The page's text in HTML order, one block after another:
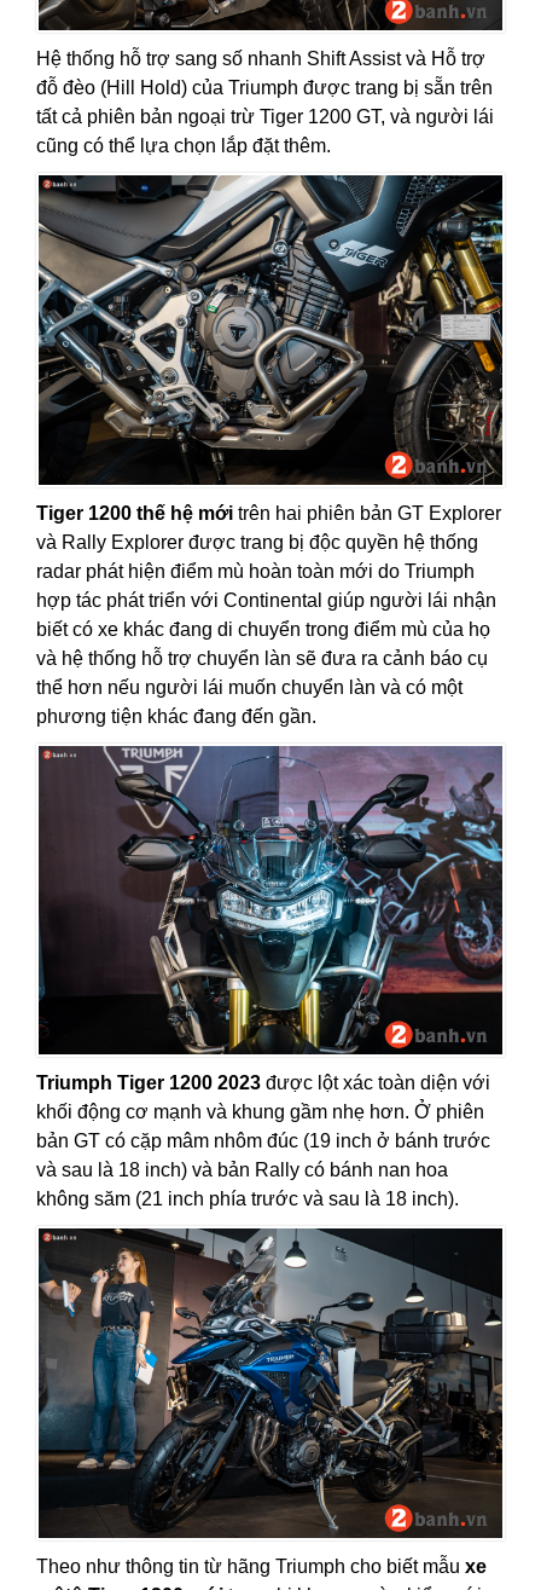
Hệ thống hỗ trợ sang số nhanh Shift Assist và Hỗ trợ
đỗ đèo (Hill Hold) của Triumph được trang bị sẵn trên
tất cả phiên bản ngoại trừ Tiger 1200 GT, và người lái
cũng có thể lựa chọn lắp đặt thêm.
Tiger 1200 thế hệ mới trên hai phiên bản GT Explorer
và Rally Explorer được trang bị độc quyền hệ thống
radar phát hiện điểm mù hoàn toàn mới do Triumph
hợp tác phát triển với Continental giúp người lái nhận
biết có xe khác đang di chuyển trong điểm mù của họ
và hệ thống hỗ trợ chuyển làn sẽ đưa ra cảnh báo cụ
thể hơn nếu người lái muốn chuyển làn và có một
phương tiện khác đang đến gần.
Triumph Tiger 1200 2023 được lột xác toàn diện với
khối động cơ mạnh và khung gầm nhẹ hơn. Ở phiên
bản GT có cặp mâm nhôm đúc (19 inch ở bánh trước
và sau là 18 inch) và bản Rally có bánh nan hoa
không săm (21 inch phía trước và sau là 18 inch).
Theo như thông tin từ hãng Triumph cho biết mẫu xe